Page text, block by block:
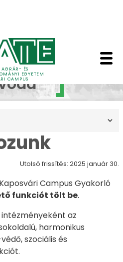
AGRÁR- ÉS
EGYETEM
CAMPUS
-
Utolsó frissítés: 2025 január 30.
Campus Gyakorló
funkciót tölt be.
intézményeként az
harmonikus
szociális és